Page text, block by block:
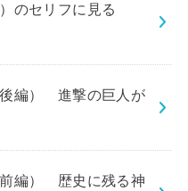
のセリフに見る
後編） 進撃の巨人が
前編） 歴史に残る神